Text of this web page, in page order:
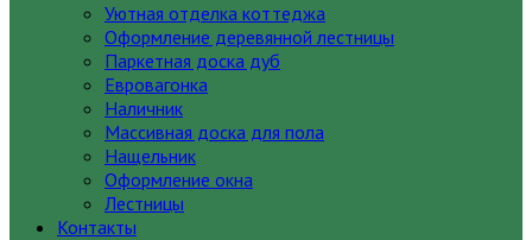
Уютная отделка коттеджа
Оформление деревянной лестницы
Паркетная доска дуб
Евровагонка
Наличник
Массивная доска для пола
Нащельник
Оформление окна
Лестницы
Контакты